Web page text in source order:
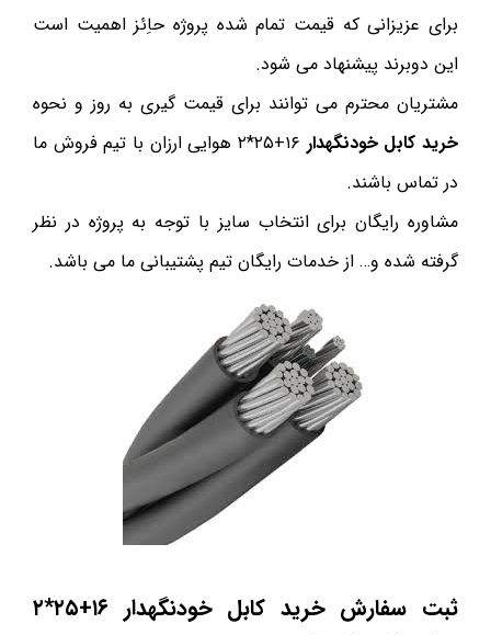
برای عزیزانی که قیمت تمام شده پروژه حاِئز اهمیت است
این دوبرند پیشنهاد می شود.
مشتریان محترم می توانند برای قیمت گیری به روز و نحوه
خرید کابل خودنگهدار
۱۶+۲۵*۲ هوایی ارزان با تیم فروش ما
در تماس باشند.
مشاوره رایگان برای انتخاب سایز با توجه به پروژه در نظر
گرفته شده و… از خدمات رایگان تیم پشتیبانی ما می باشد.
ثبت سفارش خرید کابل خودنگهدار ۱۶+۲۵*۲